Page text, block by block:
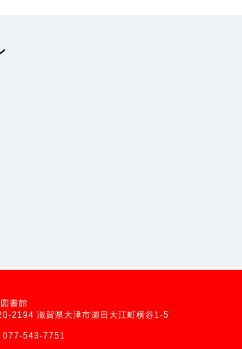
書館
2194 滋賀県大津市瀬田大江町横谷1-5
077-543-7751